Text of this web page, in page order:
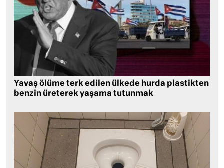
Yavaş ölüme terk edilen ülkede hurda plastikten
benzin üreterek yaşama tutunmak